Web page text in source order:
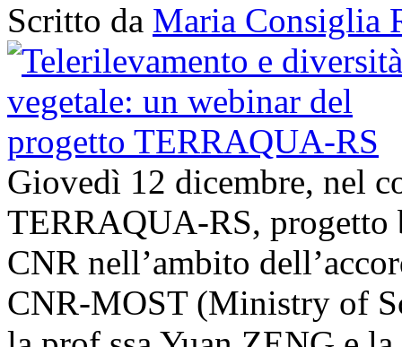
Scritto da Maria Consiglia
Giovedì 12 dicembre, nel
TERRAQUA-RS, progetto
CNR nell’ambito
CNR-MOST (Ministry of